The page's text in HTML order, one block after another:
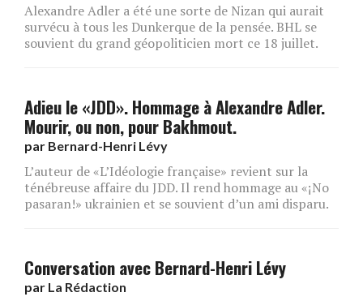
Alexandre Adler a été une sorte de Nizan qui aurait
survécu à tous les Dunkerque de la pensée. BHL se
souvient du grand géopoliticien mort ce 18 juillet.
Adieu le «JDD». Hommage à Alexandre Adler.
Mourir, ou non, pour Bakhmout.
par Bernard-Henri Lévy
L’auteur de «L’Idéologie française» revient sur la
ténébreuse affaire du JDD. Il rend hommage au «¡No
pasaran!» ukrainien et se souvient d’un ami disparu.
Conversation avec Bernard-Henri Lévy
par La Rédaction